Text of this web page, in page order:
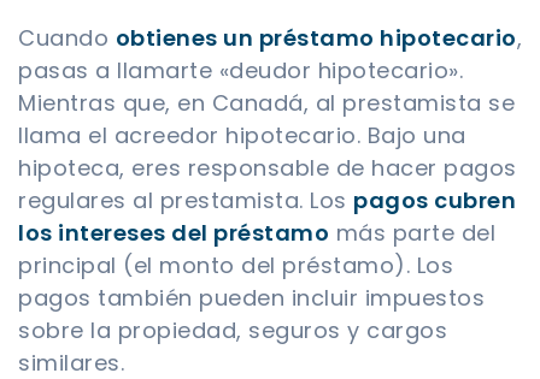
Cuando obtienes un préstamo hipotecario,
pasas a llamarte «deudor hipotecario».
Mientras que, en Canadá, al prestamista se
llama el acreedor hipotecario. Bajo una
hipoteca, eres responsable de hacer pagos
regulares al prestamista. Los pagos cubren
los intereses del préstamo más parte del
principal (el monto del préstamo). Los
pagos también pueden incluir impuestos
sobre la propiedad, seguros y cargos
similares.